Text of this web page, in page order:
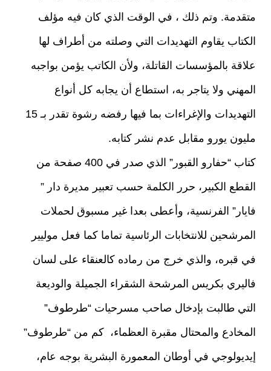
متقدمة. وتم ذلك ، في الوقت الذي كان فيه مؤلف
الكتاب يقاوم التهديدات التي وصلته من أطراف لها
علاقة بالمؤسسات القاتلة، ولأن الكاتب يؤمن بواجبه
المهني ولا يتاجر به، استطاع أن يجابه كل أنواع
التهديدات والإغراءات بما فيها رفضه رشوة تقدر بـ 15
مليون يورو مقابل عدم نشر كتابه.
كتاب “حفارو القبور” الذي صدر في 400 صفحة من
القطع الكبير، حرر الكلمة حسب تعبير مديرة دار ”
فايار” الفرنسية، وأعطى بعدا غير مسبوق لحملات
المرشحين للانتخابات الرئاسية تماما كما فعل موليير
في قبره، والذي خرج من رماده كالعنقاء على لسان
فاليري بكريس المرشحة الشقراء الجميلة والوديعة
التي طالبت بإدخال صاحب مسرحيات “طرطوف”
المخادع والمحتال مقبرة العظماء، كم من “طرطوف”
إيديولوجي في أوطان المعمورة البشرية بوجه عام،